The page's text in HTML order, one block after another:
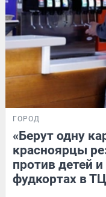
ГОРОД
«Берут одну
красноярцы
против детей
фудкортах в